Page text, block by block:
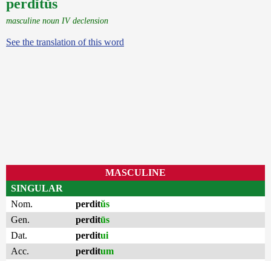
perdĭtŭs
masculine noun IV declension
See the translation of this word
MASCULINE
SINGULAR
Nom.
perditŭs
Gen.
perditūs
Dat.
perditui
Acc.
perditum